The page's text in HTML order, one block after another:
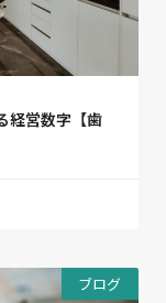
経営数字【歯
ブログ